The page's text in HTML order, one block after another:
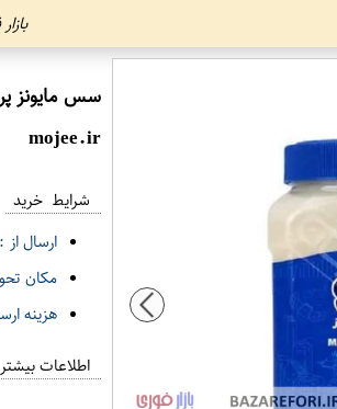
سس مایونز پرچرب 475
mojee.ir
شرایط خرید
ارسال از :
مکان
هزینه
اطلاعات بیشتر